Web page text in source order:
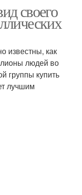
для повышения
в квартиру
своего
известны, как
людей во
группы купить
лучшим